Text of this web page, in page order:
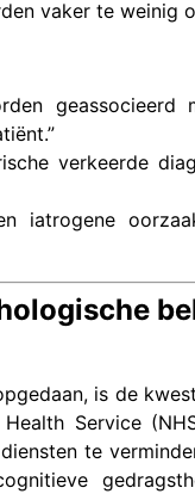
vaker te weinig
geassocieerd
verkeerde
iatrogene
is de
Service
te